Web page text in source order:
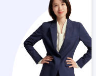
、管理等）における、ＰＣを
サポート業務全般を担当しま
着実に進めていただけます。
ジション】ハウス食品Gの専門